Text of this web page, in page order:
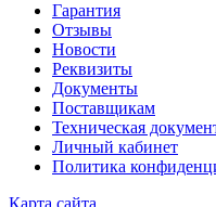
Гарантия
Отзывы
Новости
Реквизиты
Документы
Поставщикам
Техническая
Личный кабинет
Политика